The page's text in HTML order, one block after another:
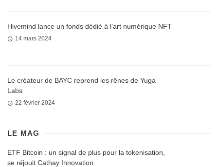
Hivemind lance un fonds dédié à l’art numérique NFT
14 mars 2024
Le créateur de BAYC reprend les rênes de Yuga
Labs
22 février 2024
LE MAG
ETF Bitcoin : un signal de plus pour la tokenisation,
se réjouit Cathay Innovation